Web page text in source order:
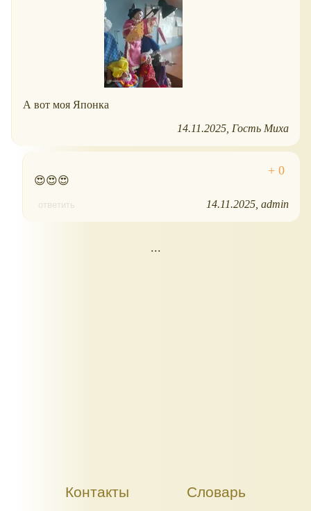
А вот моя Японка
14.11.2025 Гость Миха
😍😍😍
ответить 14.11.2025 admin
...
Контакты Словарь